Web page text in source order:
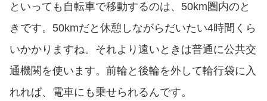
といっても自転車で移動するのは、50km圏内のと
きです。50kmだと休憩しながらだいたい4時間くら
いかかりますね。それより遠いときは普通に公共交
通機関を使います。前輪と後輪を外して輪行袋に入
れれば、電車にも乗せられるんです。